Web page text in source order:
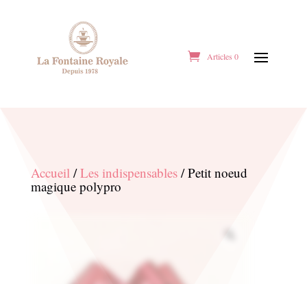
Articles 0
Accueil/Les indispensables/ Petit noeud
magique polypro